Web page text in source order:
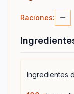
Raciones:
Ingredientes